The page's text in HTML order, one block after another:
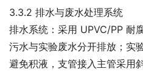
3.3.2 排水与废水处理系统
排水系统：采用 UPVC/PP 耐
污水与实验废水分开排放；实
避免积液，支管接入主管采用